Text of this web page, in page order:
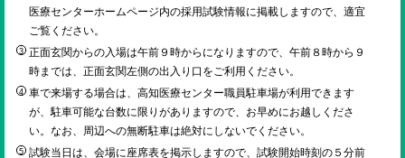
医療センターホームページ内の採用試験情報に掲載しますので、適宜
ご覧ください。
正面玄関からの入場は午前９時からになりますので、午前８時から９
時までは、正面玄関左側の出入り口をご利用ください。
車で来場する場合は、高知医療センター職員駐車場が利用できます
が、駐車可能な台数に限りがありますので、お早めにお越しくださ
い。なお、周辺への無断駐車は絶対にしないでください。
試験当日は、会場に座席表を掲示しますので、試験開始時刻の５分前